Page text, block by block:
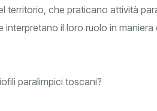
territorio, che praticano attività
il loro ruolo in
paralimpici toscani?